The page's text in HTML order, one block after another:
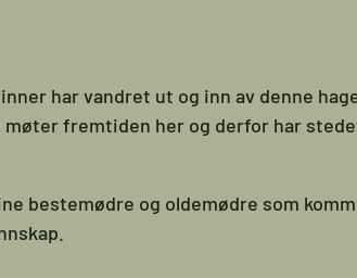
har vandret ut og inn av denne
fremtiden her og derfor har
bestemødre og oldemødre som